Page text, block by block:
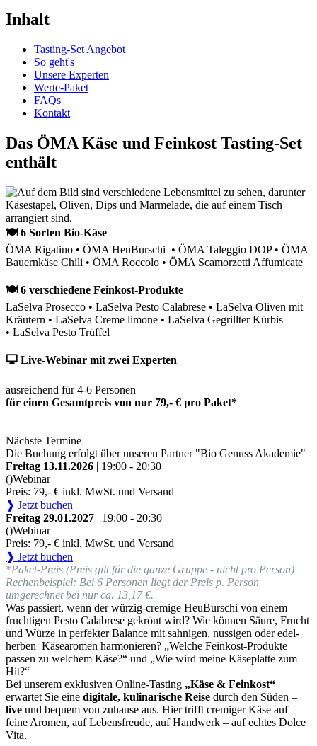
Inhalt
Tasting-Set Angebot
So geht's
Unsere Experten
Werte-Paket
FAQs
Kontakt
Das ÖMA Käse und Feinkost Tasting-Set
enthält
🍽 6 Sorten Bio-Käse
ÖMA Rigatino • ÖMA HeuBurschi • ÖMA Taleggio DOP • ÖMA
Bauernkäse Chili • ÖMA Roccolo • ÖMA Scamorzetti Affumicate
🍽 6 verschiedene Feinkost-Produkte
LaSelva Prosecco • LaSelva Pesto Calabrese • LaSelva Oliven mit
Kräutern • LaSelva Creme limone • LaSelva Gegrillter Kürbis
• LaSelva Pesto Trüffel
🖵 Live-Webinar mit zwei Experten
ausreichend für 4-6 Personen
für einen Gesamtpreis von nur 79,- € pro Paket*
Nächste Termine
Die Buchung erfolgt über unseren Partner "Bio Genuss Akademie"
Freitag 13.11.2026 | 19:00 - 20:30
()Webinar
Preis: 79,- € inkl. MwSt. und Versand
❱ Jetzt buchen
Freitag 29.01.2027 | 19:00 - 20:30
()Webinar
Preis: 79,- € inkl. MwSt. und Versand
❱ Jetzt buchen
*Paket-Preis (Preis gilt für die ganze Gruppe - nicht pro Person)
Rechenbeispiel: Bei 6 Personen liegt der Preis p. Person
umgerechnet bei nur ca. 13,17 €.
Was passiert, wenn der würzig-cremige HeuBurschi von einem
fruchtigen Pesto Calabrese gekrönt wird? Wie können Säure, Frucht
und Würze in perfekter Balance mit sahnigen, nussigen oder edel-
herben Käsearomen harmonieren? „Welche Feinkost-Produkte
passen zu welchem Käse?“ und „Wie wird meine Käseplatte zum
Hit?“
Bei unserem exklusiven Online-Tasting „Käse & Feinkost“
erwartet Sie eine digitale, kulinarische Reise durch den Süden –
live und bequem von zuhause aus. Hier trifft cremiger Käse auf
feine Aromen, auf Lebensfreude, auf Handwerk – auf echtes Dolce
Vita.